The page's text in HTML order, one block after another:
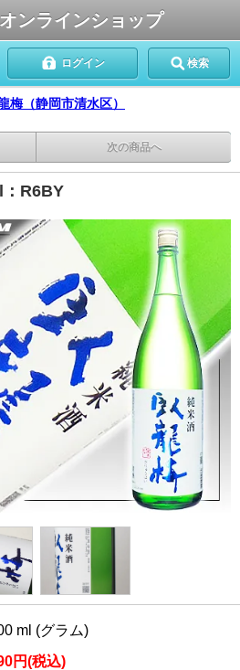
ンラインショップ
ログイン 検索
梅（静岡市清水区）
次の商品へ
：R6BY
ml (グラム)
円(税込)